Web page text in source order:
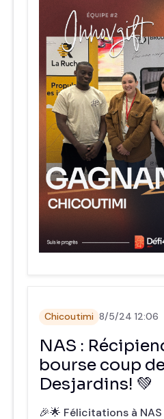
Chicoutimi 8/5/24 12:06
NAS :
bourse coup
Desjardins! 💚
🎉🌟 Félicitations à